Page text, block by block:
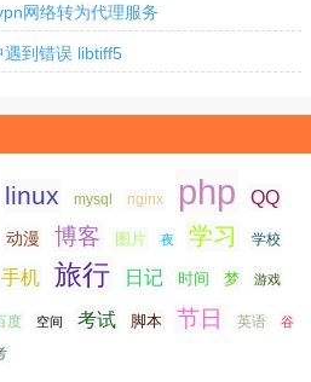
网络转为代理服务
遇到错误 libtiff5
linux mysql nginx php QQ
动漫 博客 图片 夜 学习 学校
手机 旅行 日记 时间 梦 游戏
度 空间 考试 脚本 节日 英语 谷